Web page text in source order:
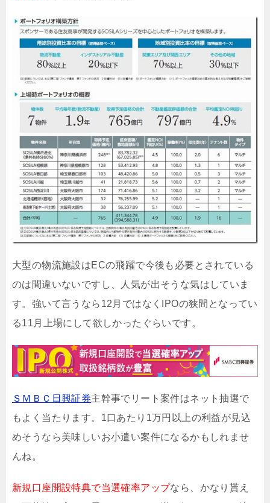
大型の物流施設はECの飛躍で今後も必要とされている
のは間違いないですし、人気が出そうな気はしていま
す。強いて言うなら12月ではなくIPOの狭間となってい
る11月上場にして欲しかったぐらいです。
ＳＭＢＣ日興証券主幹事でリート案件はネット抽選で
もよく当たります。1口あたり1万円以上の利益が見込
めそうなら美味しいお小遣い案件になるかもしれませ
んね。
新規口座開設特典で当選確率アップなら、かなり貰え